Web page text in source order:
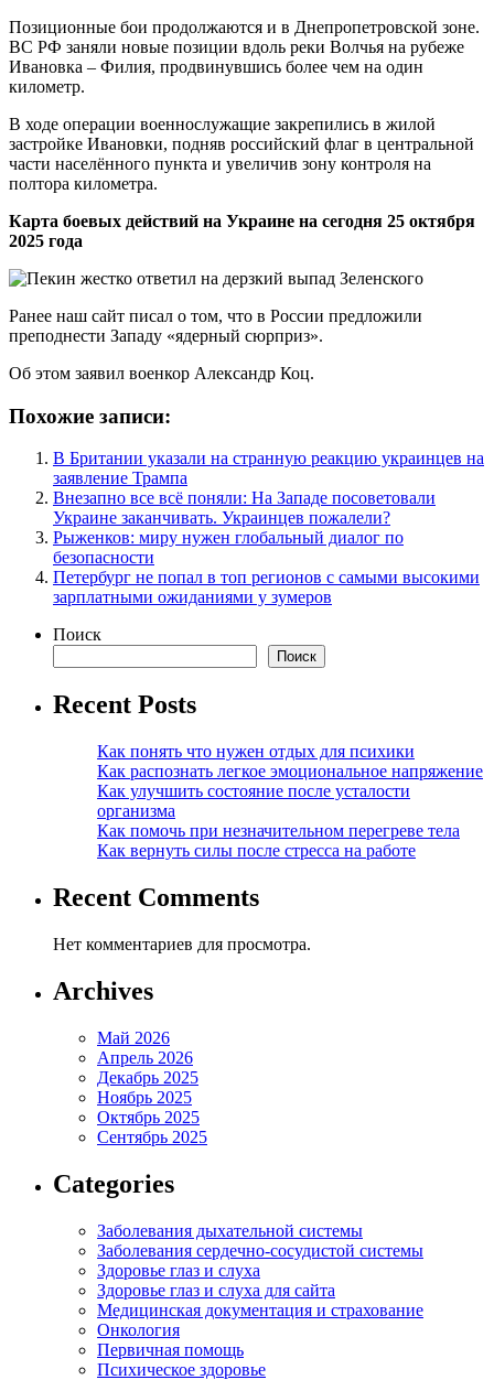
Позиционные бои продолжаются и в Днепропетровской зоне.
ВС РФ заняли новые позиции вдоль реки Волчья на рубеже
Ивановка – Филия, продвинувшись более чем на один
километр.
В ходе операции военнослужащие закрепились в жилой
застройке Ивановки, подняв российский флаг в центральной
части населённого пункта и увеличив зону контроля на
полтора километра.
Карта боевых действий на Украине на сегодня 25 октября
2025 года
Ранее наш сайт писал о том, что в России предложили
преподнести Западу «ядерный сюрприз».
Об этом заявил военкор Александр Коц.
Похожие записи:
В Британии указали на странную реакцию украинцев на
заявление Трампа
Внезапно все всё поняли: На Западе посоветовали
Украине заканчивать. Украинцев пожалели?
Рыженков: миру нужен глобальный диалог по
безопасности
Петербург не попал в топ регионов с самыми высокими
зарплатными ожиданиями у зумеров
Поиск
Поиск
Recent Posts
Как понять что нужен отдых для психики
Как распознать легкое эмоциональное напряжение
Как улучшить состояние после усталости
организма
Как помочь при незначительном перегреве тела
Как вернуть силы после стресса на работе
Recent Comments
Нет комментариев для просмотра.
Archives
Май 2026
Апрель 2026
Декабрь 2025
Ноябрь 2025
Октябрь 2025
Сентябрь 2025
Categories
Заболевания дыхательной системы
Заболевания сердечно-сосудистой системы
Здоровье глаз и слуха
Здоровье глаз и слуха для сайта
Медицинская документация и страхование
Онкология
Первичная помощь
Психическое здоровье